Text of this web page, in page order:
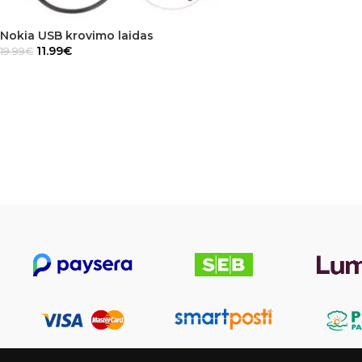
Nokia USB krovimo laidas
19.99€ 11.99€